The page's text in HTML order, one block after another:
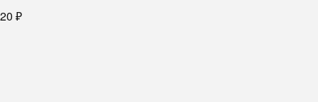
20 ₽